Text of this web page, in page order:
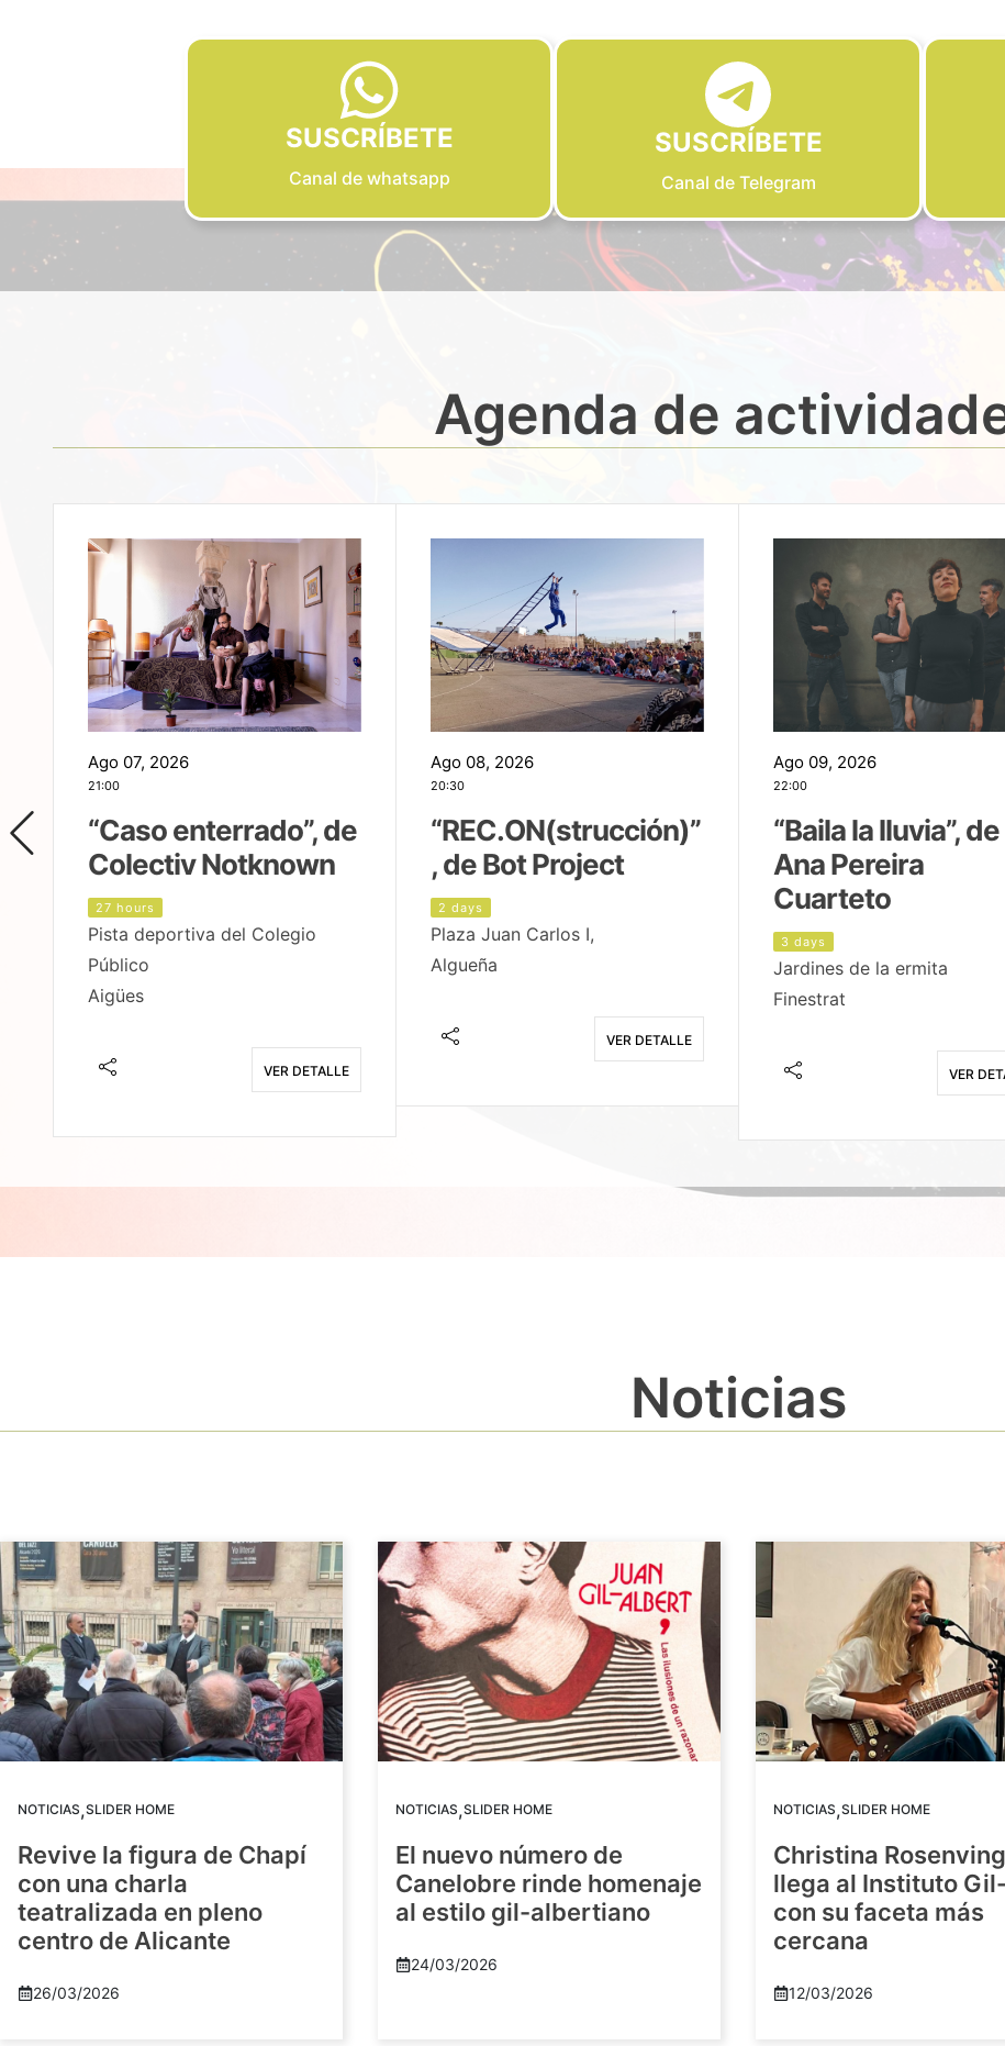
SUSCRÍBETE
Canal de whatsapp
SUSCRÍBETE
Canal de Telegram
Agenda de
Ago 07, 2026
21:00
“Caso enterrado”, de
Colectiv Notknown
27 hours
Pista deportiva del Colegio
Público
Aigües
VER DETALLE
Ago 08, 2026
20:30
“REC.ON(strucción)”
, de Bot Project
2 days
Plaza Juan Carlos I,
Algueña
VER DETALLE
Ago 09, 2026
22:00
“Baila la lluvia”, de
Ana Pereira
Cuarteto
3 days
Jardines de la ermita
Finestrat
VER
Noticias
NOTICIAS,SLIDER HOME
Revive la figura de Chapí
con una charla
teatralizada en pleno
centro de Alicante
26/03/2026
NOTICIAS,SLIDER HOME
El nuevo número de
Canelobre rinde homenaje
al estilo gil-albertiano
24/03/2026
NOTICIAS,SLIDER HOME
Christina
llega al Instituto
con su faceta más
cercana
12/03/2026